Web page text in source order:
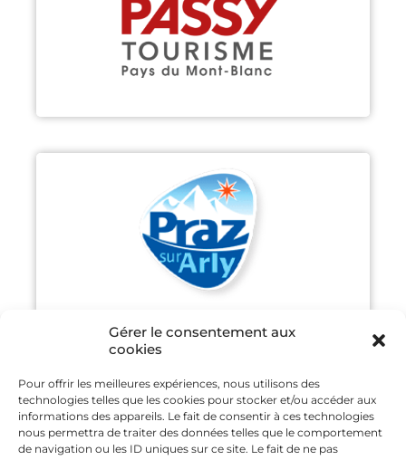
Gérer le consentement aux
cookies
Pour offrir les meilleures expériences, nous utilisons des
technologies telles que les cookies pour stocker et/ou accéder aux
informations des appareils. Le fait de consentir à ces technologies
nous permettra de traiter des données telles que le comportement
de navigation ou les ID uniques sur ce site. Le fait de ne pas
PASSY
Découvrir
PRAZ-SUR-ARLY
Découvrir
SAINT GERVAIS MONT-BLANC
Découvrir